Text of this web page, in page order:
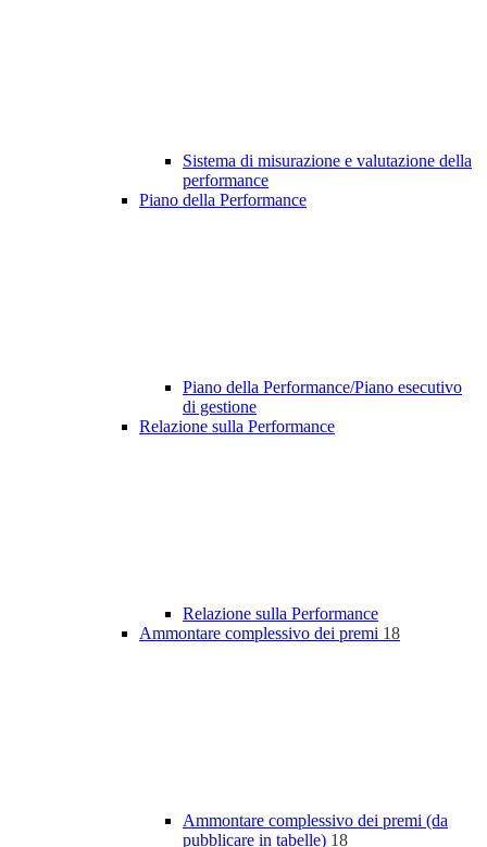
Sistema di misurazione e valutazione della
performance
Piano della Performance
Piano della Performance/Piano esecutivo
di gestione
Relazione sulla Performance
Relazione sulla Performance
Ammontare complessivo dei premi 18
Ammontare complessivo dei premi (da
pubblicare in tabelle) 18